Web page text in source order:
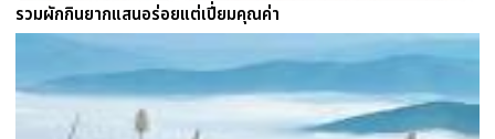
รวมผักกินยากแสนอร่อยแต่เปี่ยมคุณค่า